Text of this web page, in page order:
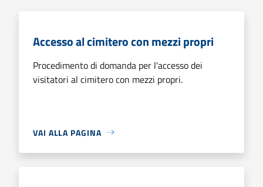
Accesso al cimitero con mezzi propri
Procedimento di domanda per l'accesso dei
visitatori al cimitero con mezzi propri.
VAI ALLA PAGINA